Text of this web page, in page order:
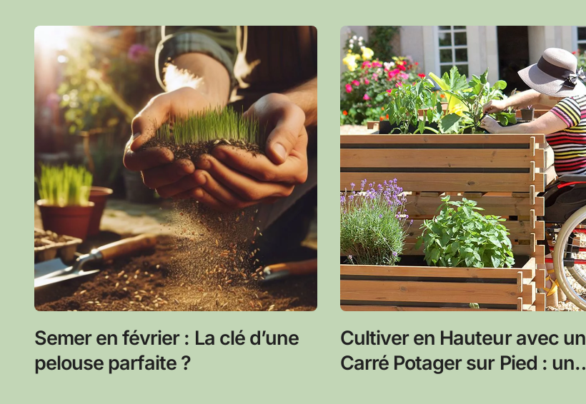
Semer en février : La clé d’une
pelouse parfaite ?
Cultiver en Hauteur avec un
Carré Potager sur Pied : un